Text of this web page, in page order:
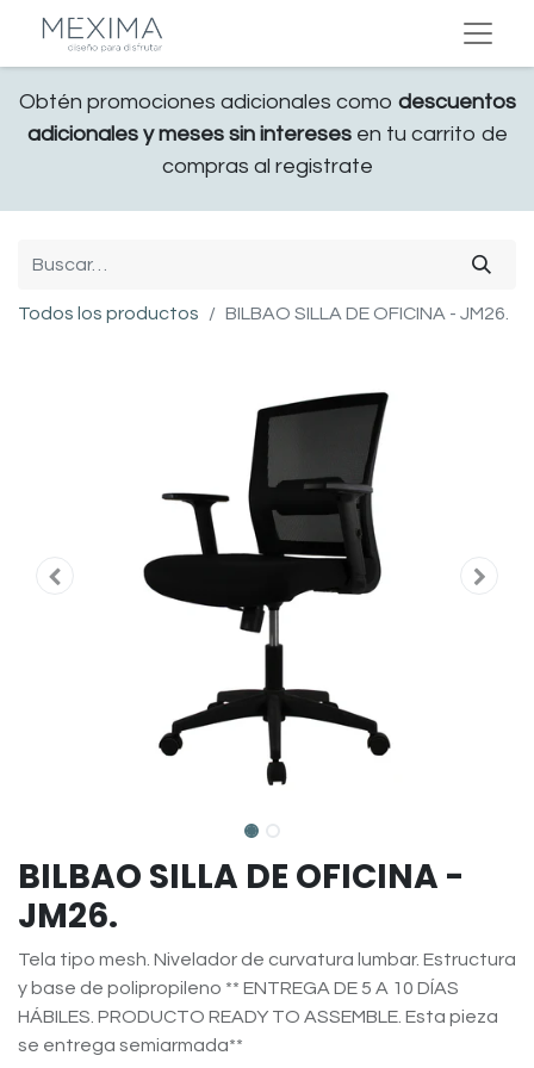
Obtén promociones adicionales como descuentos
adicionales y meses sin interesesen tu carrito de
compras al registrate
Todos los productos BILBAO SILLA DE OFICINA - JM26.
BILBAO SILLA DE OFICINA -
JM26.
Tela tipo mesh. Nivelador de curvatura lumbar. Estructura
y base de polipropileno ** ENTREGA DE 5 A 10 DÍAS
HÁBILES. PRODUCTO READY TO ASSEMBLE. Esta pieza
se entrega semiarmada**